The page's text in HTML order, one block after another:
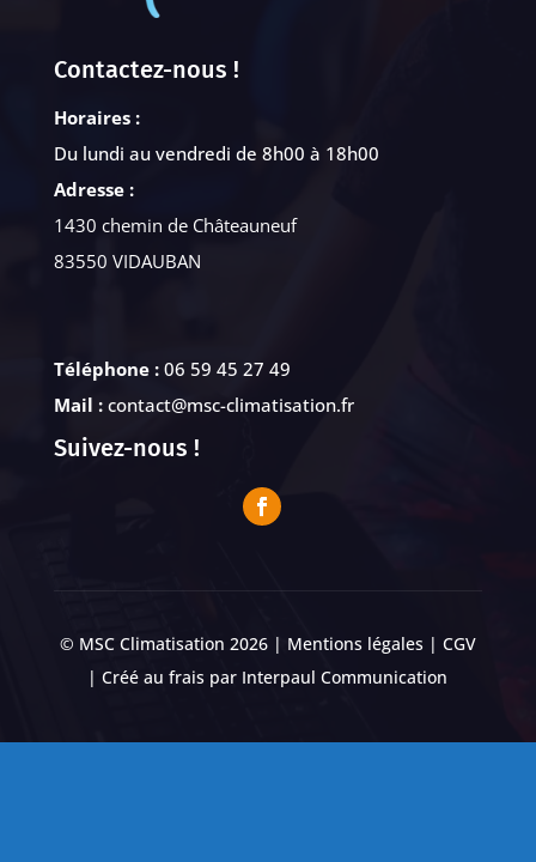
Contactez-nous !
Horaires :
Du lundi au vendredi de 8h00 à 18h00
Adresse :
1430 chemin de Châteauneuf
83550 VIDAUBAN
Téléphone : 06 59 45 27 49
Mail :contact@msc-climatisation.fr
Suivez-nous !
© MSC Climatisation 2026 | Mentions légales| CGV
| Créé au frais par Interpaul Communication